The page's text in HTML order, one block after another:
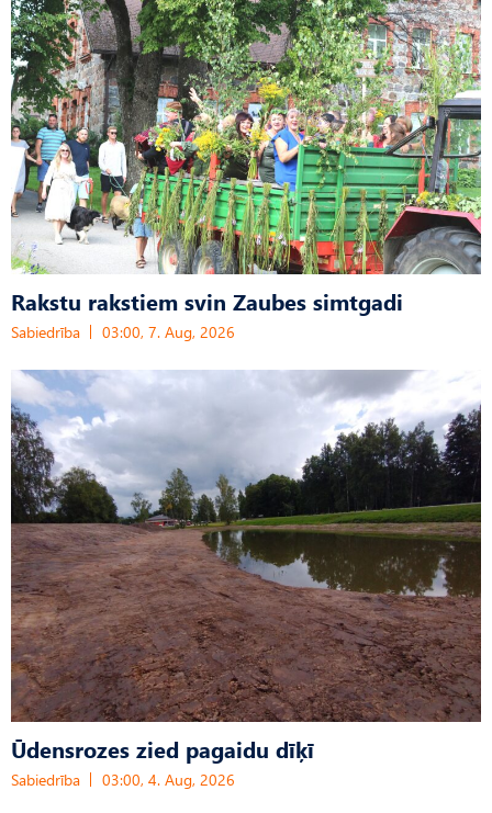
Rakstu rakstiem svin Zaubes simtgadi
Sabiedrība 03:00, 7. Aug, 2026
Ūdensrozes zied pagaidu dīķī
Sabiedrība 03:00, 4. Aug, 2026